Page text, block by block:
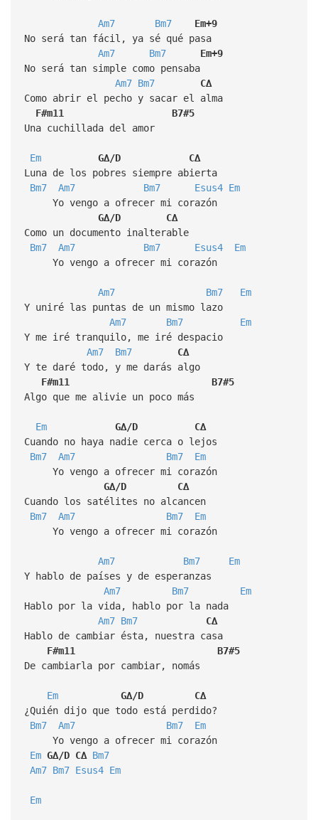
Am7 Bm7
Em+9
No será tan fácil, ya sé qué pasa
Am7
Bm7
Em+9
No será tan simple como pensaba
Am7 Bm7
C∆
Como abrir el pecho y sacar el alma
F#m11
B7#5
Una cuchillada del amor
Em G∆/D
C∆
Luna de los pobres siempre abierta
Bm7
Am7 Bm7 Esus4 Em
Yo vengo a ofrecer mi corazón
G∆/D
C∆
Como un documento inalterable
Bm7
Am7 Bm7 Esus4
Em
Yo vengo a ofrecer mi corazón
Am7 Bm7
Em
Y uniré las puntas de un mismo lazo
Am7
Bm7
Em
Y me iré tranquilo, me iré despacio
Am7
Bm7
C∆
Y te daré todo, y me darás algo
F#m11
B7#5
Algo que me alivie un poco más
Em G∆/D
C∆
Cuando no haya nadie cerca o lejos
Bm7
Am7 Bm7
Em
Yo vengo a ofrecer mi corazón
G∆/D
C∆
Cuando los satélites no alcancen
Bm7
Am7 Bm7
Em
Yo vengo a ofrecer mi corazón
Am7 Bm7
Em
Y hablo de países y de esperanzas
Am7
Bm7
Em
Hablo por la vida, hablo por la nada
Am7 Bm7
C∆
Hablo de cambiar ésta, nuestra casa
F#m11
B7#5
De cambiarla por cambiar, nomás
Em G∆/D
C∆
¿Quién dijo que todo está perdido?
Bm7
Am7 Bm7
Em
Yo vengo a ofrecer mi corazón
Em G∆/D C∆ Bm7
Am7 Bm7 Esus4 Em
Em